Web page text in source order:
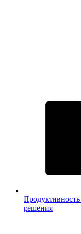
Продуктивность
решения